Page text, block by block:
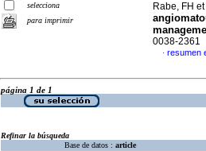
selecciona
para imprimir
Rabe, FH
0038-2361
· resumen
página 1 de 1
Refinar la búsqueda
Base de datos : article